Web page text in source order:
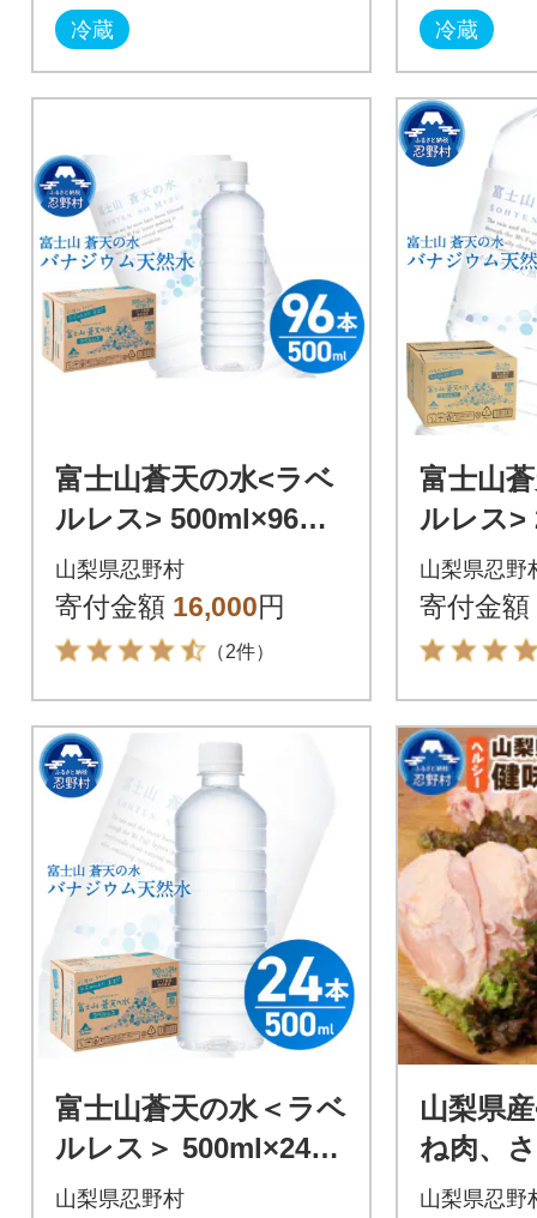
冷蔵 冷蔵
富士山蒼天の水<ラベ
ルレス> 500ml×96本
(24本×4箱)
山梨県忍野村
寄付金額 16,000円
（2件）
富士山
ルレス>
(6本×2
山梨県忍野
寄付金額
富士山蒼天の水＜ラベ
ルレス＞ 500ml×24本
(1ケース)
山梨県忍野村
山梨県
ね肉、
元 合計
山梨県忍野